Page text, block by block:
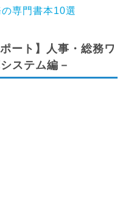
専門書本10選
ート】人事・総務ワ
ステム編－